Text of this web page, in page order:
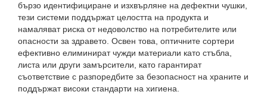
бързо идентифициране и изхвърляне на дефектни чушки,
тези системи поддържат целостта на продукта и
намаляват риска от недоволство на потребителите или
опасности за здравето. Освен това, оптичните сортери
ефективно елиминират чужди материали като стъбла,
листа или други замърсители, като гарантират
съответствие с разпоредбите за безопасност на храните и
поддържат високи стандарти на хигиена.